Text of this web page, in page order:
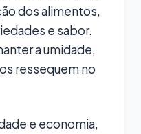
dos alimentos,
e sabor.
a umidade,
ressequem no
e economia,